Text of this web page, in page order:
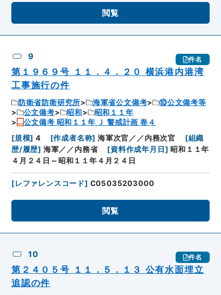
閲覧
9 件名
第１９６９号 １１．４．２０ 横浜港内港湾
工事施行の件
防衛省防衛研究所 海軍省公文備考
⑩公文備考等
公文備考
昭和
昭和１１年
公文備考 昭和１１年 Ｊ 警戒計画 卷４
[規模] 4 [作成者名称] 海軍次官／／内務次官 [組織
歴/履歴] 海軍／／内務省 [資料作成年月日 ] 昭和１１年
４月２４日～昭和１１年４月２４日
[レファレンスコード] C05035203000
閲覧
10 件名
第２４０５号 １１．５．１３ 公有水面埋立
追認の件